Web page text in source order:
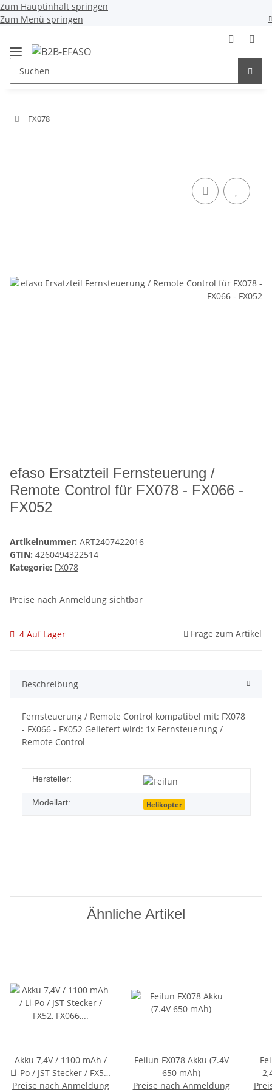
Zum Hauptinhalt springen
Zum Menü springen
FX078
efaso Ersatzteil Fernsteuerung /
Remote Control für FX078 - FX066 -
FX052
Artikelnummer: ART2407422016
GTIN: 4260494322514
Kategorie: FX078
Preise nach Anmeldung sichtbar
4 Auf Lager Frage zum Artikel
Beschreibung
Fernsteuerung / Remote Control kompatibel mit: FX078
- FX066 - FX052 Geliefert wird: 1x Fernsteuerung /
Remote Control
Produkteigenschaft
Wert
Hersteller:
Modellart: Helikopter
Ähnliche Artikel
Akku 7,4V / 1100 mAh /
Li-Po / JST Stecker / FX52,
FX066, Amewi Beluga
Preise nach Anmeldung
Feilun FX078 Akku (7.4V
650 mAh)
Preise nach Anmeldung